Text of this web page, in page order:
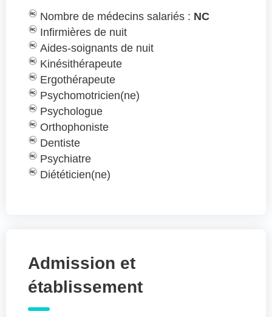
Nombre de médecins salariés : NC
Infirmières de nuit
Aides-soignants de nuit
Kinésithérapeute
Ergothérapeute
Psychomotricien(ne)
Psychologue
Orthophoniste
Dentiste
Psychiatre
Diététicien(ne)
Admission et
établissement